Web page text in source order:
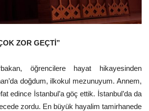
ZOR GEÇTİ”
öğrencilere hayat hikayesinden
doğdum, ilkokul mezunuyum. Annem,
edince İstanbul’a göç ettik. İstanbul’da da
zordu. En büyük hayalim tamirhanede